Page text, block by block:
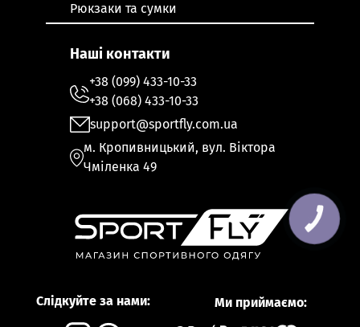
Слідкуйте за нами: Ми приймаємо:
Рюкзаки та сумки
Наші контакти
+38 (099) 433-10-33
+38 (068) 433-10-33
support@sportfly.com.ua
м. Кропивницький, вул. Віктора
Чміленка 49
КНОПКА
ЗВ'ЯЗКУ